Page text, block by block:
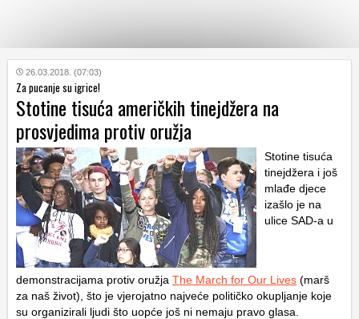
KATEGORIJE
HRVATSKI
WEB
26.03.2018. (07:03)
Za pucanje su igrice!
Stotine tisuća američkih tinejdžera na
prosvjedima protiv oružja
Stotine tisuća
tinejdžera i još
mlađe djece
izašlo je na
ulice SAD-a u
demonstracijama protiv oružja The March for Our Lives (marš
za naš život), što je vjerojatno najveće političko okupljanje koje
su organizirali ljudi što uopće još ni nemaju pravo glasa.